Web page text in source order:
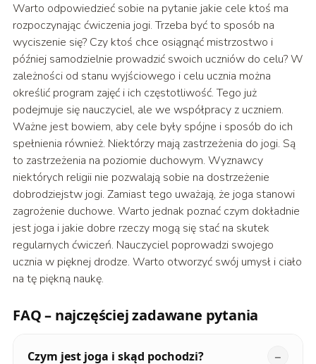
Warto odpowiedzieć sobie na pytanie jakie cele ktoś ma
rozpoczynając ćwiczenia jogi. Trzeba być to sposób na
wyciszenie się? Czy ktoś chce osiągnąć mistrzostwo i
później samodzielnie prowadzić swoich uczniów do celu? W
zależności od stanu wyjściowego i celu ucznia można
określić program zajęć i ich częstotliwość. Tego już
podejmuje się nauczyciel, ale we współpracy z uczniem.
Ważne jest bowiem, aby cele były spójne i sposób do ich
spełnienia również. Niektórzy mają zastrzeżenia do jogi. Są
to zastrzeżenia na poziomie duchowym. Wyznawcy
niektórych religii nie pozwalają sobie na dostrzeżenie
dobrodziejstw jogi. Zamiast tego uważają, że joga stanowi
zagrożenie duchowe. Warto jednak poznać czym dokładnie
jest joga i jakie dobre rzeczy mogą się stać na skutek
regularnych ćwiczeń. Nauczyciel poprowadzi swojego
ucznia w pięknej drodze. Warto otworzyć swój umysł i ciało
na tę piękną naukę.
FAQ – najczęściej zadawane pytania
Czym jest joga i skąd pochodzi?